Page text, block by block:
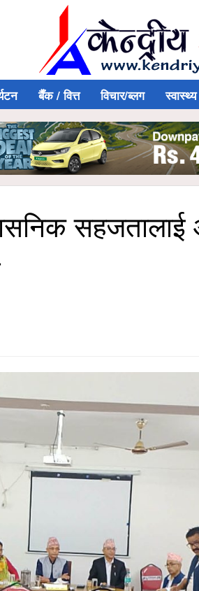
बैँक / वित्त विचार/ब्लग स्वास्थ्य
सहजतालाई